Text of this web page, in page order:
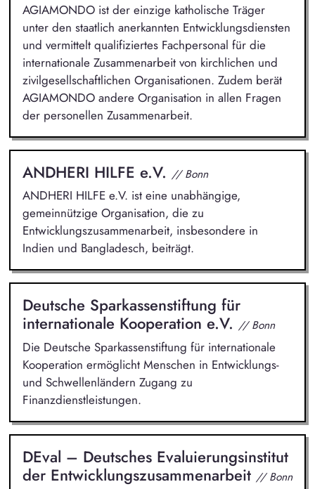
AGIAMONDO ist der einzige katholische Träger
unter den staatlich anerkannten Entwicklungsdiensten
und vermittelt qualifiziertes Fachpersonal für die
internationale Zusammenarbeit von kirchlichen und
zivilgesellschaftlichen Organisationen. Zudem berät
AGIAMONDO andere Organisation in allen Fragen
der personellen Zusammenarbeit.
ANDHERI HILFE e.V. // Bonn
ANDHERI HILFE e.V. ist eine unabhängige,
gemeinnützige Organisation, die zu
Entwicklungszusammenarbeit, insbesondere in
Indien und Bangladesch, beiträgt.
Deutsche Sparkassenstiftung für
internationale Kooperation e.V. // Bonn
Die Deutsche Sparkassenstiftung für internationale
Kooperation ermöglicht Menschen in Entwicklungs-
und Schwellenländern Zugang zu
Finanzdienstleistungen.
DEval – Deutsches Evaluierungsinstitut
der Entwicklungszusammenarbeit // Bonn